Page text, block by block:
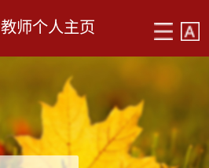
教师个人主页